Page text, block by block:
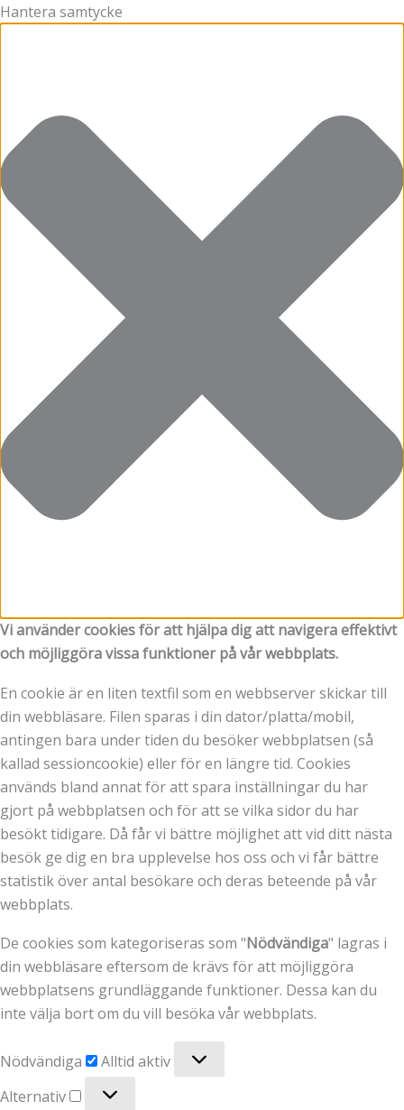
Hantera samtycke
Vi använder cookies för att hjälpa dig att navigera effektivt
och möjliggöra vissa funktioner på vår webbplats.
En cookie är en liten textfil som en webbserver skickar till
din webbläsare. Filen sparas i din dator/platta/mobil,
antingen bara under tiden du besöker webbplatsen (så
kallad sessioncookie) eller för en längre tid. Cookies
används bland annat för att spara inställningar du har
gjort på webbplatsen och för att se vilka sidor du har
besökt tidigare. Då får vi bättre möjlighet att vid ditt nästa
besök ge dig en bra upplevelse hos oss och vi får bättre
statistik över antal besökare och deras beteende på vår
webbplats.
De cookies som kategoriseras som "Nödvändiga" lagras i
din webbläsare eftersom de krävs för att möjliggöra
webbplatsens grundläggande funktioner. Dessa kan du
inte välja bort om du vill besöka vår webbplats.
Nödvändiga
Alltid aktiv
Alternativ